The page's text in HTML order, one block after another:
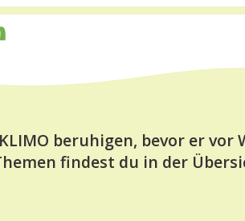
beruhigen, bevor er vor
findest du in der